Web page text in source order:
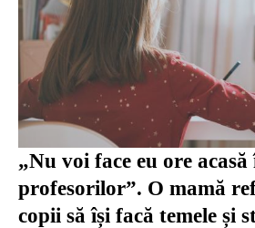
„Nu voi face eu ore
profesorilor”. O mamă
copii să își facă temele și